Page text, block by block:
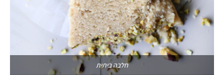
חלבה ביתית